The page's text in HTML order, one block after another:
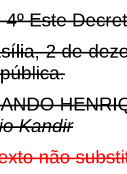
4º Este
2 de
Kandir
não